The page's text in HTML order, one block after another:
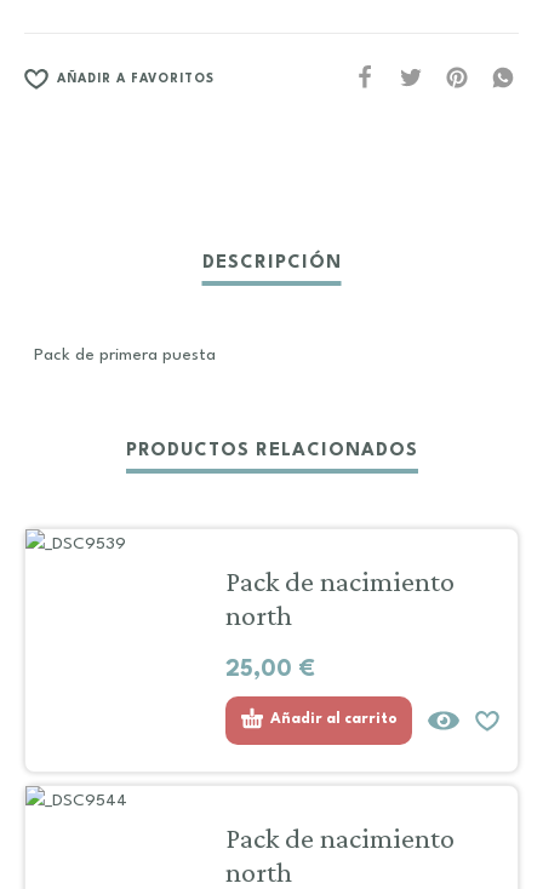
AÑADIR A FAVORITOS
Pack de primera puesta
PRODUCTOS RELACIONADOS
Pack de nacimiento
north
25,00 €
Añadir al carrito
Pack de nacimiento
north